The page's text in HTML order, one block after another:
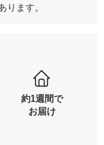
ます。
約1週間で
お届け